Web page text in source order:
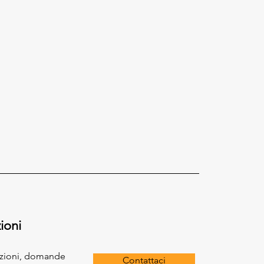
domande Contattaci